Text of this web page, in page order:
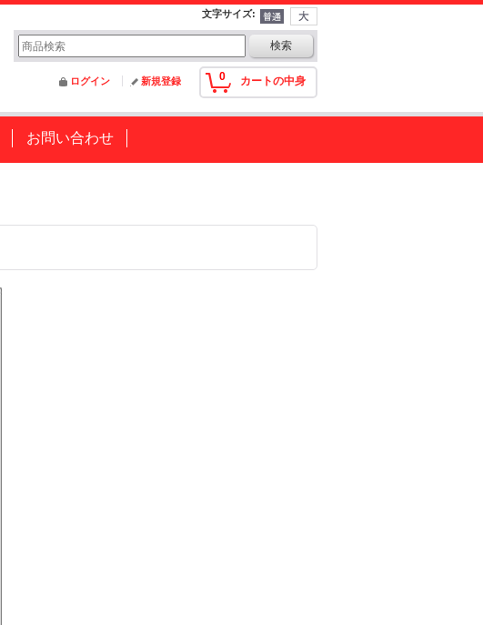
文字サイズ:
0 カートの中身
ログイン 新規登録
お問い合わせ